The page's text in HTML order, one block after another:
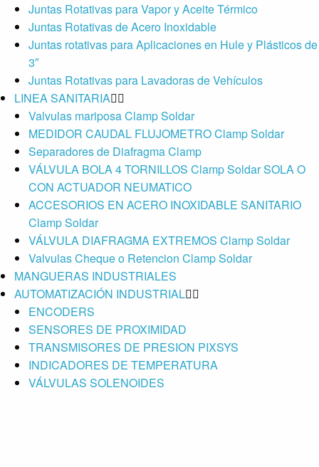
Juntas Rotativas para Vapor y Aceite Térmico
Juntas Rotativas de Acero Inoxidable
Juntas rotativas para Aplicaciones en Hule y Plásticos de
3″
Juntas Rotativas para Lavadoras de Vehículos
LINEA SANITARIA
Valvulas mariposa Clamp Soldar
MEDIDOR CAUDAL FLUJOMETRO Clamp Soldar
Separadores de Diafragma Clamp
VÁLVULA BOLA 4 TORNILLOS Clamp Soldar SOLA O
CON ACTUADOR NEUMATICO
ACCESORIOS EN ACERO INOXIDABLE SANITARIO
Clamp Soldar
VÁLVULA DIAFRAGMA EXTREMOS Clamp Soldar
Valvulas Cheque o Retencion Clamp Soldar
MANGUERAS INDUSTRIALES
AUTOMATIZACIÓN INDUSTRIAL
ENCODERS
SENSORES DE PROXIMIDAD
TRANSMISORES DE PRESION PIXSYS
INDICADORES DE TEMPERATURA
VÁLVULAS SOLENOIDES